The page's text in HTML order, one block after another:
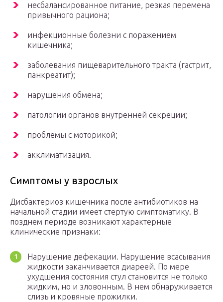
несбалансированное питание, резкая перемена
привычного рациона;
инфекционные болезни с поражением
кишечника;
заболевания пищеварительного тракта (гастрит,
панкреатит);
нарушения обмена;
патологии органов внутренней секреции;
проблемы с моторикой;
акклиматизация.
Симптомы у взрослых
Дисбактериоз кишечника после антибиотиков на
начальной стадии имеет стертую симптоматику. В
позднем периоде возникают характерные
клинические признаки:
Нарушение дефекации. Нарушение всасывания
жидкости заканчивается диареей. По мере
ухудшения состояния стул становится не только
жидким, но и зловонным. В нем обнаруживается
слизь и кровяные прожилки.